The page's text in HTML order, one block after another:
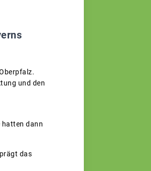
und den
hatten dann
das